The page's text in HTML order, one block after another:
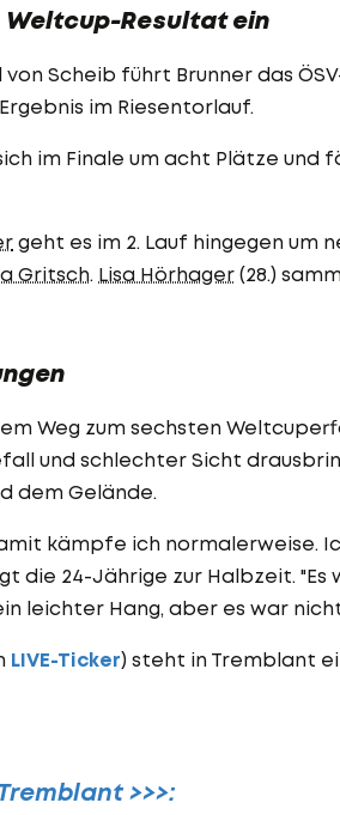
Resultat ein
Scheib führt Brunner das
im Riesentorlauf.
im Finale um acht Plätze und
geht es im 2. Lauf hingegen um
Gritsch. Lisa Hörhager (28.)
Weg zum sechsten
und schlechter Sicht
dem Gelände.
kämpfe ich normalerweise.
die 24-Jährige zur Halbzeit. "Es
leichter Hang, aber es war
LIVE-Ticker) steht in Tremblant
>>>: